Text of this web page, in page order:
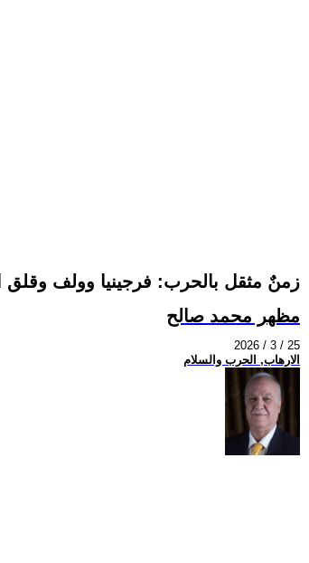
زمنٌ مثقل بالحرب: فرجينيا وولف
مظهر محمد صالح
2026 / 3 / 25
الارهاب, الحرب والسلام